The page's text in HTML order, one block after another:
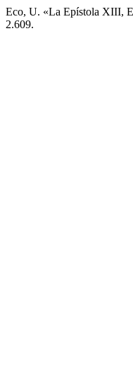
Eco, U. «La Epístola XIII,
2.609.